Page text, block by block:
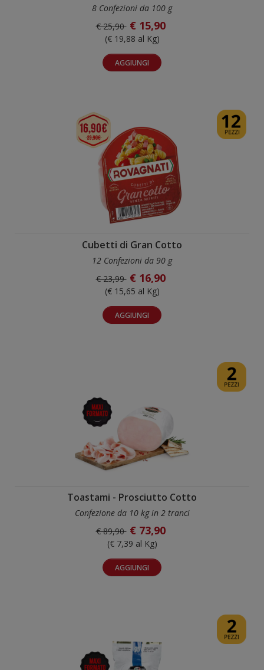
8 Confezioni da 100 g
€ 25,90 € 15,90
(€ 19,88 al Kg)
AGGIUNGI
Cubetti di Gran Cotto
12 Confezioni da 90 g
€ 23,99 € 16,90
(€ 15,65 al Kg)
AGGIUNGI
Toastami - Prosciutto Cotto
Confezione da 10 kg in 2 tranci
€ 89,90 € 73,90
(€ 7,39 al Kg)
AGGIUNGI